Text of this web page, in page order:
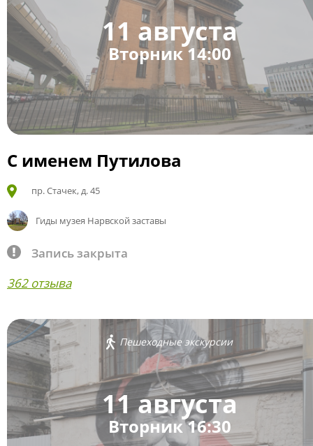
11 августа
Вторник 14:00
С именем Путилова
пр. Стачек, д. 45
Гиды музея Нарвской заставы
Запись закрыта
362 отзыва
Пешеходные экскурсии
11 августа
Вторник 16:30